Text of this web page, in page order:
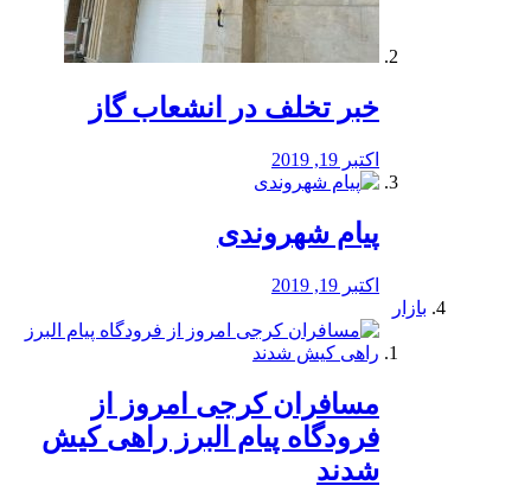
خبر تخلف در انشعاب گاز
اکتبر 19, 2019
پیام شهروندی
اکتبر 19, 2019
بازار
مسافران کرجی امروز از
فرودگاه پیام البرز راهی کیش
شدند